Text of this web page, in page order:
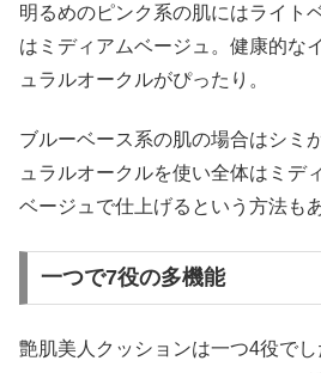
明るめのピンク系の肌にはライト
はミディアムベージュ。健康的な
ュラルオークルがぴったり。
ブルーベース系の肌の場合はシミ
ュラルオークルを使い全体はミデ
ベージュで仕上げるという方法も
一つで7役の多機能
艶肌美人クッションは一つ4役で